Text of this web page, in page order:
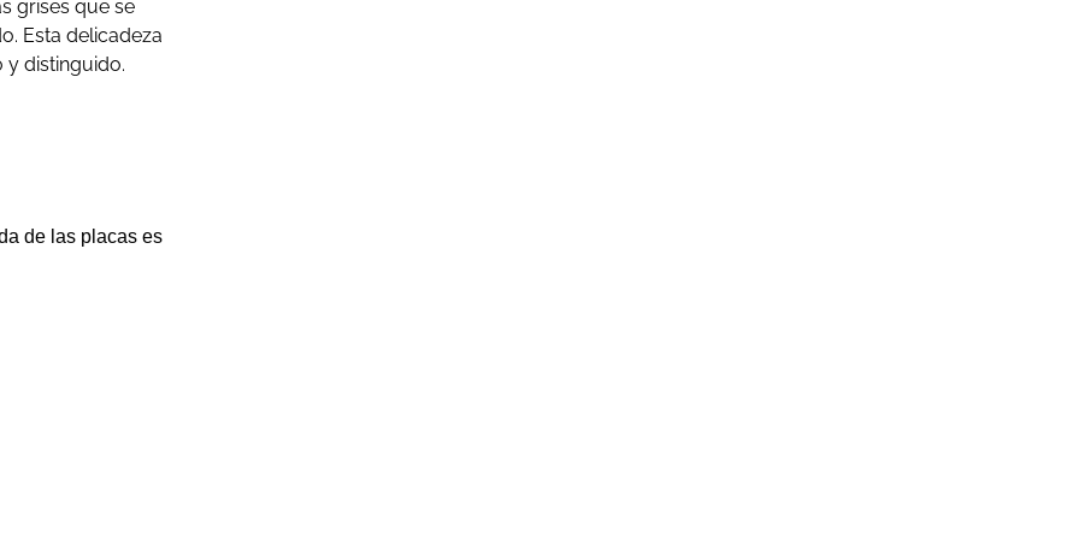
grises que se
Esta delicadeza
y distinguido.
de las placas es